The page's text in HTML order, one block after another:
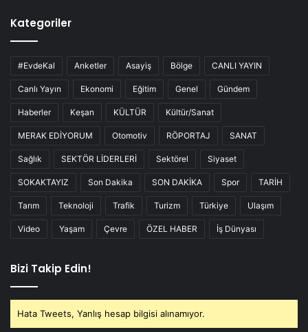
Kategoriler
#EvdeKal Anketler Asayiş Bölge CANLI YAYIN
Canlı Yayın Ekonomi Eğitim Genel Gündem
Haberler Keşan KÜLTÜR Kültür/Sanat
MERAK EDİYORUM Otomotiv RÖPORTAJ SANAT
Sağlık SEKTÖR LİDERLERİ Sektörel Siyaset
SOKAKTAYIZ Son Dakika SON DAKİKA Spor TARİH
Tarım Teknoloji Trafik Turizm Türkiye Ulaşım
Video Yaşam Çevre ÖZEL HABER İş Dünyası
Bizi Takip Edin!
Hata Tweets, Yanlış hesap bilgisi alınamıyor.